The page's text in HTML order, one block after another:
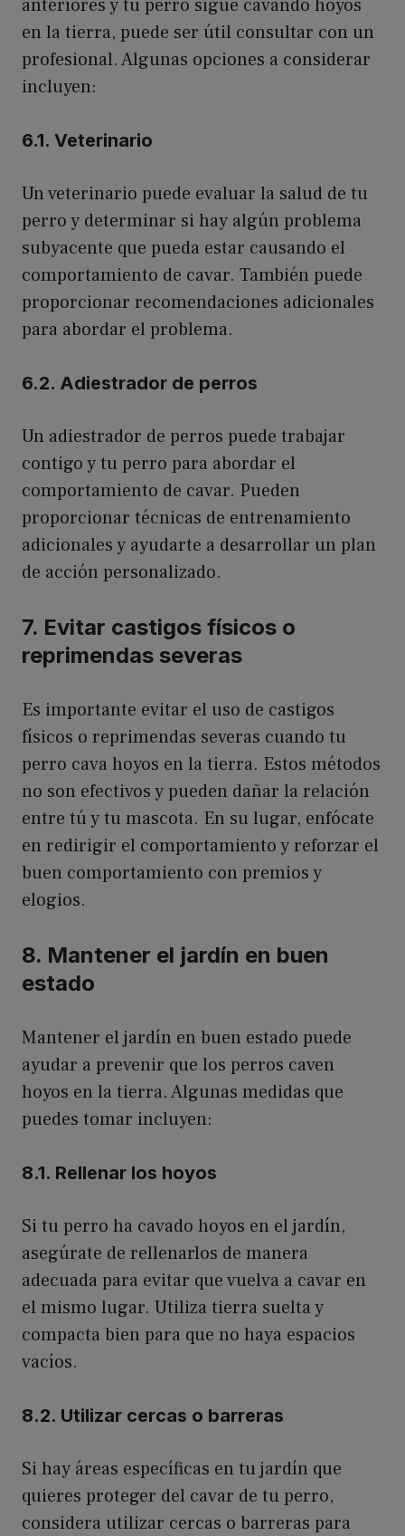
anteriores y tu perro sigue cavando hoyos
en la tierra, puede ser útil consultar con un
profesional. Algunas opciones a considerar
incluyen:
6.1. Veterinario
Un veterinario puede evaluar la salud de tu
perro y determinar si hay algún problema
subyacente que pueda estar causando el
comportamiento de cavar. También puede
proporcionar recomendaciones adicionales
para abordar el problema.
6.2. Adiestrador de perros
Un adiestrador de perros puede trabajar
contigo y tu perro para abordar el
comportamiento de cavar. Pueden
proporcionar técnicas de entrenamiento
adicionales y ayudarte a desarrollar un plan
de acción personalizado.
7. Evitar castigos físicos o
reprimendas severas
Es importante evitar el uso de castigos
físicos o reprimendas severas cuando tu
perro cava hoyos en la tierra. Estos métodos
no son efectivos y pueden dañar la relación
entre tú y tu mascota. En su lugar, enfócate
en redirigir el comportamiento y reforzar el
buen comportamiento con premios y
elogios.
8. Mantener el jardín en buen
estado
Mantener el jardín en buen estado puede
ayudar a prevenir que los perros caven
hoyos en la tierra. Algunas medidas que
puedes tomar incluyen:
8.1. Rellenar los hoyos
Si tu perro ha cavado hoyos en el jardín,
asegúrate de rellenarlos de manera
adecuada para evitar que vuelva a cavar en
el mismo lugar. Utiliza tierra suelta y
compacta bien para que no haya espacios
vacíos.
8.2. Utilizar cercas o barreras
Si hay áreas específicas en tu jardín que
quieres proteger del cavar de tu perro,
considera utilizar cercas o barreras para